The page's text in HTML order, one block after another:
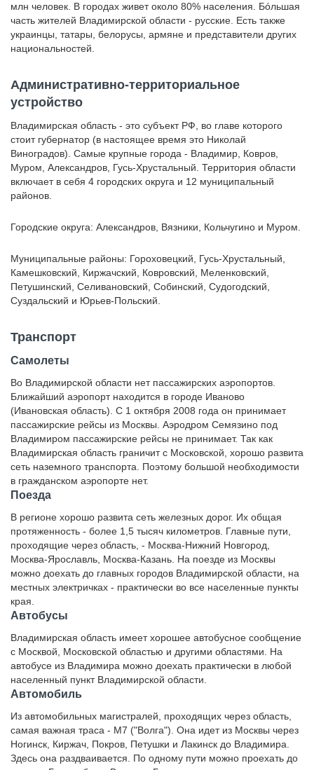
млн человек. В городах живет около 80% населения. Бóльшая
часть жителей Владимирской области - русские. Есть также
украинцы, татары, белорусы, армяне и представители других
национальностей.
Административно-территориальное
устройство
Владимирская область - это субъект РФ, во главе которого
стоит губернатор (в настоящее время это Николай
Виноградов). Самые крупные города - Владимир, Ковров,
Муром, Александров, Гусь-Хрустальный. Территория области
включает в себя 4 городских округа и 12 муниципальный
районов.
Городские округа: Александров, Вязники, Кольчугино и Муром.
Муниципальные районы: Гороховецкий, Гусь-Хрустальный,
Камешковский, Киржачский, Ковровский, Меленковский,
Петушинский, Селивановский, Собинский, Судогодский,
Суздальский и Юрьев-Польский.
Транспорт
Самолеты
Во Владимирской области нет пассажирских аэропортов.
Ближайший аэропорт находится в городе Иваново
(Ивановская область). С 1 октября 2008 года он принимает
пассажирские рейсы из Москвы. Аэродром Семязино под
Владимиром пассажирские рейсы не принимает. Так как
Владимирская область граничит с Московской, хорошо развита
сеть наземного транспорта. Поэтому большой необходимости
в гражданском аэропорте нет.
Поезда
В регионе хорошо развита сеть железных дорог. Их общая
протяженность - более 1,5 тысяч километров. Главные пути,
проходящие через область, - Москва-Нижний Новгород,
Москва-Ярославль, Москва-Казань. На поезде из Москвы
можно доехать до главных городов Владимирской области, на
местных электричках - практически во все населенные пункты
края.
Автобусы
Владимирская область имеет хорошее автобусное сообщение
с Москвой, Московской областью и другими областями. На
автобусе из Владимира можно доехать практически в любой
населенный пункт Владимирской области.
Автомобиль
Из автомобильных магистралей, проходящих через область,
самая важная траса - М7 ("Волга"). Она идет из Москвы через
Ногинск, Киржач, Покров, Петушки и Лакинск до Владимира.
Здесь она раздваивается. По одному пути можно проехать до